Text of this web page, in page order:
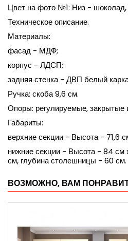
Цвет на фото №1: Низ -
Техническое описание.
Материалы:
фасад - МДФ;
корпус - ЛДСП;
задняя стенка - ДВП белый
Ручка: скоба 9,6 см.
Опоры: регулируемые, закрытые
Габариты:
верхние секции - Высота - 71,6
нижние секции - Высота - 84
см, глубина столешницы - 60 см.
ВОЗМОЖНО, ВАМ